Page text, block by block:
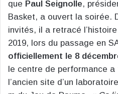
que Paul Seignolle,
Basket, a ouvert la soirée.
invités, il a retracé
2019, lors du passage en
officiellement le 8
le centre de performance
l’ancien site d’un